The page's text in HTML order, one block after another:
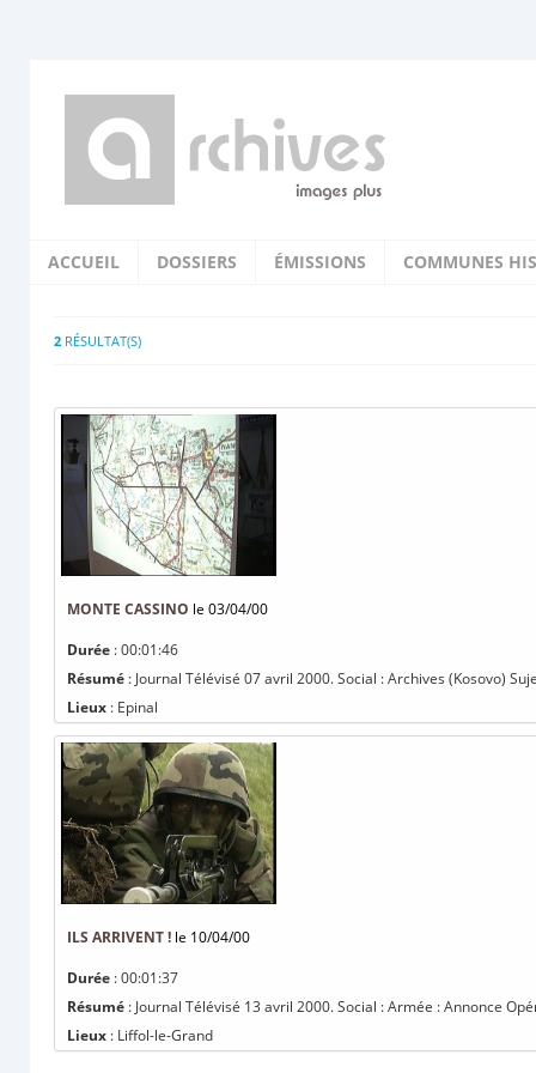
ACCUEIL DOSSIERS ÉMISSIONS COMMUNES
2 RÉSULTAT(S)
MONTE CASSINO le 03/04/00
Durée : 00:01:46
Résumé : Journal Télévisé 07 avril 2000. Social : Archives (Kosovo)
Lieux : Epinal
ILS ARRIVENT ! le 10/04/00
Durée : 00:01:37
Résumé : Journal Télévisé 13 avril 2000. Social : Armée : Annonce
Lieux : Liffol-le-Grand